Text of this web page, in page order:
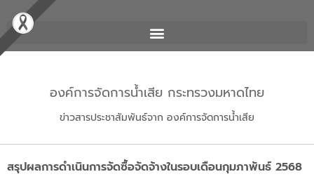
องค์การจัดการน้ำเสีย กระทรวงมหาดไทย
ข่าวสารประชาสัมพันธ์จาก องค์การจัดการน้ำเสีย
สรุปผลการดำเนินการจัดซื้อจัดจ้างในรอบเดือนกุมภาพันธ์ 2568